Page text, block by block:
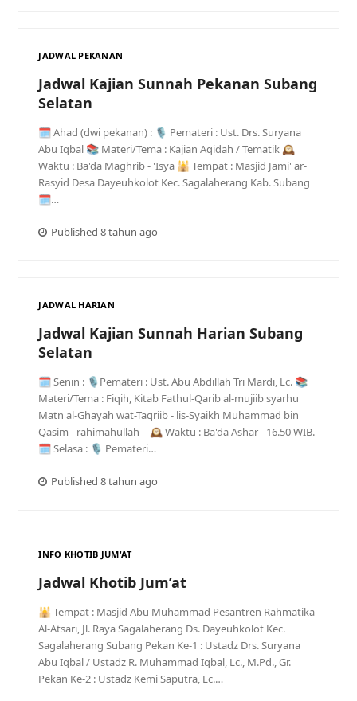
JADWAL PEKANAN
Jadwal Kajian Sunnah Pekanan Subang
Selatan
🗓 Ahad (dwi pekanan) : 🎙 Pemateri : Ust. Drs. Suryana
Abu Iqbal 📚 Materi/Tema : Kajian Aqidah / Tematik 🕰
Waktu : Ba'da Maghrib - 'Isya 🕌 Tempat : Masjid Jami' ar-
Rasyid Desa Dayeuhkolot Kec. Sagalaherang Kab. Subang
🗓…
Published 8 tahun ago
JADWAL HARIAN
Jadwal Kajian Sunnah Harian Subang
Selatan
🗓 Senin : 🎙Pemateri : Ust. Abu Abdillah Tri Mardi, Lc. 📚
Materi/Tema : Fiqih, Kitab Fathul-Qarib al-mujiib syarhu
Matn al-Ghayah wat-Taqriib - lis-Syaikh Muhammad bin
Qasim_-rahimahullah-_ 🕰 Waktu : Ba'da Ashar - 16.50 WIB.
🗓 Selasa : 🎙 Pemateri…
Published 8 tahun ago
INFO KHOTIB JUM'AT
Jadwal Khotib Jum’at
🕌 Tempat : Masjid Abu Muhammad Pesantren Rahmatika
Al-Atsari, Jl. Raya Sagalaherang Ds. Dayeuhkolot Kec.
Sagalaherang Subang Pekan Ke-1 : Ustadz Drs. Suryana
Abu Iqbal / Ustadz R. Muhammad Iqbal, Lc., M.Pd., Gr.
Pekan Ke-2 : Ustadz Kemi Saputra, Lc.…